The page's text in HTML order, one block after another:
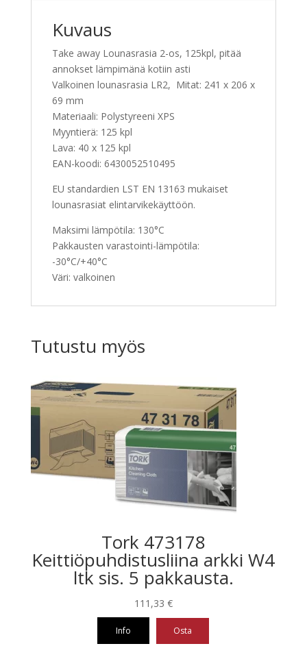
Kuvaus
Take away Lounasrasia 2-os, 125kpl, pitää
annokset lämpimänä kotiin asti
Valkoinen lounasrasia LR2, Mitat: 241 x 206 x
69 mm
Materiaali: Polystyreeni XPS
Myyntierä: 125 kpl
Lava: 40 x 125 kpl
EAN-koodi: 6430052510495
EU standardien LST EN 13163 mukaiset
lounasrasiat elintarvikekäyttöön.
Maksimi lämpötila: 130°C
Pakkausten varastointi-lämpötila:
-30°C/+40°C
Väri: valkoinen
Tutustu myös
Tork 473178
Keittiöpuhdistusliina arkki W4
ltk sis. 5 pakkausta.
111,33 €
Info Osta